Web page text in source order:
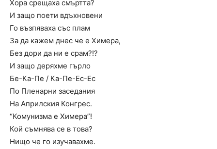
Хора срещаха смъртта?
И защо поети вдъхновени
Го възпяваха със плам
За да кажем днес че е Химера,
Без дори да ни е срам?!?
И защо деряхме гърло
Бе-Ка-Пе / Ка-Пе-Ес-Ес
По Пленарни заседания
На Априлския Конгрес.
“Комунизма е Химера”!
Кой съмнява се в това?
Нищо че го изучавахме.